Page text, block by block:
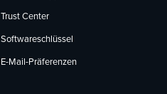
Trust Center
Softwareschlüssel
E-Mail-Präferenzen